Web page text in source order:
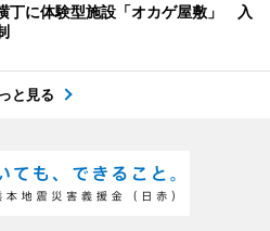
丁に体験型施設「オカゲ屋敷」 入
と見る